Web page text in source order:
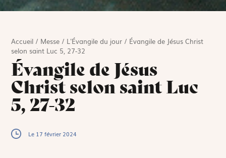
Accueil / Messe / L'Évangile du jour / Évangile de Jésus Christ
selon saint Luc 5, 27-32
Évangile de Jésus
Christ selon saint Luc
5, 27-32
Le 17 février 2024